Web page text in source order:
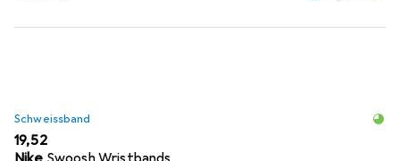
Schweissband
EUR
19,52